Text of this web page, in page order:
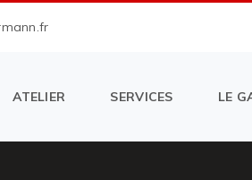
ATELIER SERVICES LE